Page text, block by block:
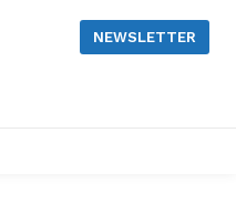
NEWSLETTER